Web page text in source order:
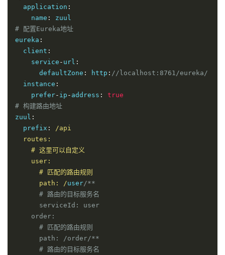
  application
:
    name
:
# 配置Eureka地址
eureka :
  client
:
    service
- url :
      defaultZone
: http : //localhost:8761/eureka/
  instance
:
    prefer
- ip - address :
true
# 构建路由地址
zuul :
  prefix
:
/api
  routes:
    # 这里可以自定义
    user:
      # 匹配的路由规则
      path: /
user/**
      # 路由的目标服务名
      serviceId: user
    order:
      # 匹配的路由规则
      path: /order/**
      # 路由的目标服务名